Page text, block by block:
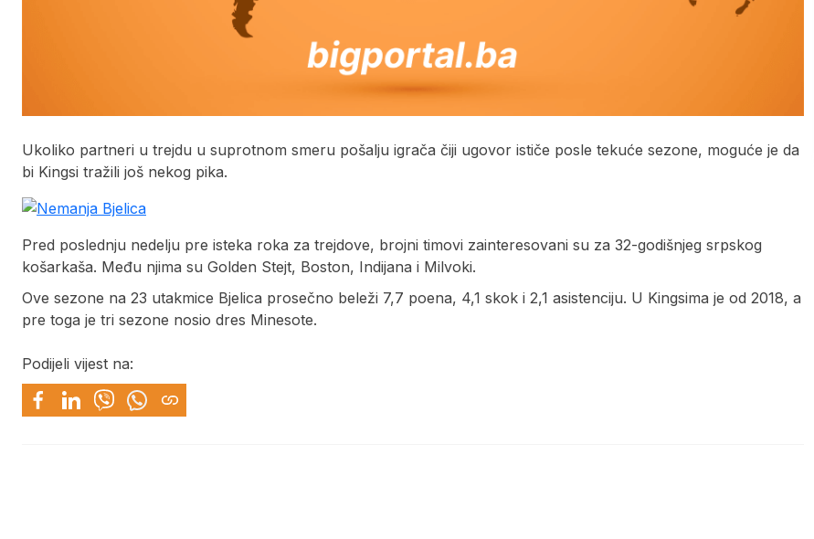
Ukoliko partneri u trejdu u suprotnom smeru pošalju igrača čiji ugovor ističe posle tekuće sezone, moguće je da
bi Kingsi tražili još nekog pika.
Pred poslednju nedelju pre isteka roka za trejdove, brojni timovi zainteresovani su za 32-godišnjeg srpskog
košarkaša. Među njima su Golden Stejt, Boston, Indijana i Milvoki.
Ove sezone na 23 utakmice Bjelica prosečno beleži 7,7 poena, 4,1 skok i 2,1 asistenciju. U Kingsima je od 2018, a
pre toga je tri sezone nosio dres Minesote.
Podijeli vijest na: